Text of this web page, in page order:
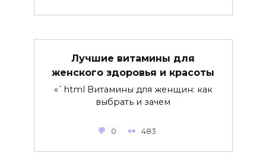
Лучшие витамины для
женского здоровья и красоты
«`html Витамины для женщин: как
выбрать и зачем
0 483